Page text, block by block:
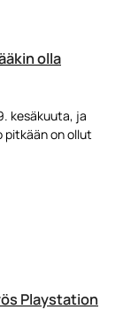
olla
kesäkuuta, ja
pitkään on ollut
Playstation